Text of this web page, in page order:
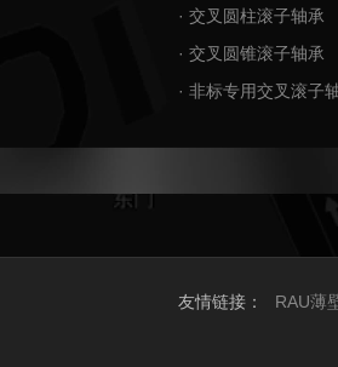
· 交叉圆柱滚子轴承
· 交叉圆锥滚子轴承
· 非标专用交叉滚子
友情链接： RAU薄